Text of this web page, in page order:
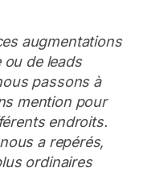
augmentations
de leads
passons à
mention pour
endroits.
a repérés,
ordinaires